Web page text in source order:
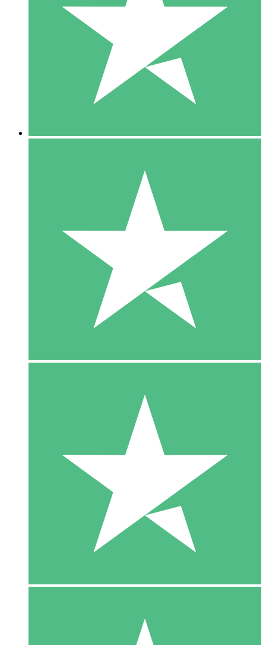
Betaal per gebruik met downloadtegoeden. Geen maandelijkse
1000
10 Downloaden
20 00